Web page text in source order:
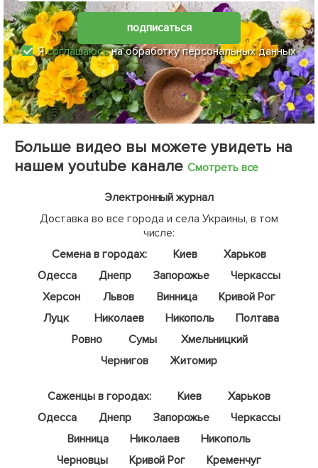
подписаться
Ясоглашаюсьна обработку персональных данных
Больше видео вы можете увидеть на
нашем youtube канале Смотреть все
Электронный журнал
Доставка во все города и села Украины, в том
числе:
Семена в городах:
Киев
Харьков
Одесса
Днепр Запорожье
Черкассы
Херсон
Львов Винница
Кривой Рог
Луцк
Николаев Никополь
Полтава
Ровно
Сумы
Хмельницкий
Чернигов
Житомир
Саженцы в городах: Киев
Харьков
Одесса
Днепр Запорожье
Черкассы
Винница
Николаев
Никополь
Черновцы
Кривой Рог
Кременчуг